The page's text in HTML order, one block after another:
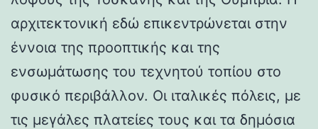
αρχιτεκτονική εδώ επικεντρώνεται στην
έννοια της προοπτικής και της
ενσωμάτωσης του τεχνητού τοπίου στο
φυσικό περιβάλλον. Οι ιταλικές πόλεις, με
τις μεγάλες πλατείες τους και τα δημόσια